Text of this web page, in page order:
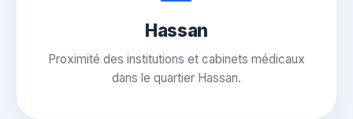
Hassan
Proximité des institutions et cabinets médicaux
dans le quartier Hassan.